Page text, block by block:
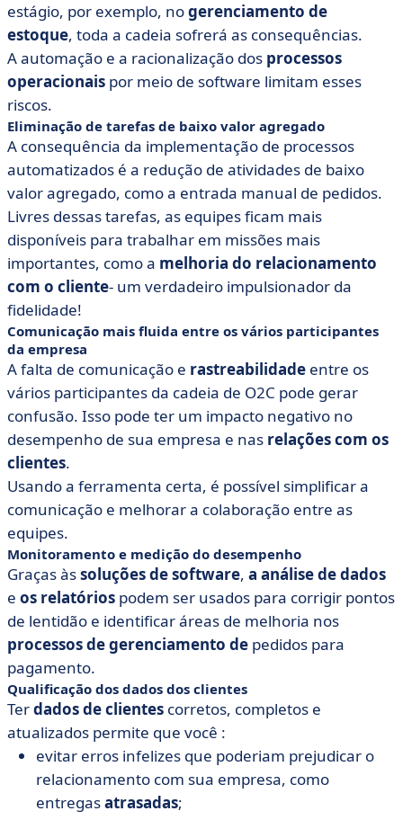
estágio, por exemplo, nogerenciamento de
estoque, toda a cadeia sofrerá as consequências.
A automação e a racionalização dos processos
operacionais por meio de software limitam esses
riscos.
Eliminação de tarefas de baixo valor agregado
A consequência da implementação de processos
automatizados é a redução de atividades de baixo
valor agregado, como a entrada manual de pedidos.
Livres dessas tarefas, as equipes ficam mais
disponíveis para trabalhar em missões mais
importantes, como a melhoria do relacionamento
com o cliente- um verdadeiro impulsionador da
fidelidade!
Comunicação mais fluida entre os vários participantes
da empresa
A falta de comunicação e rastreabilidade entre os
vários participantes da cadeia de O2C pode gerar
confusão. Isso pode ter um impacto negativo no
desempenho de sua empresa e nas relações com os
clientes.
Usando a ferramenta certa, é possível simplificar a
comunicação e melhorar a colaboração entre as
equipes.
Monitoramento e medição do desempenho
Graças àssoluções de software, a análise de dados
e os relatórios podem ser usados para corrigir pontos
de lentidão e identificar áreas de melhoria nos
processos de gerenciamento de pedidos para
pagamento.
Qualificação dos dados dos clientes
Terdados de clientes corretos, completos e
atualizados permite que você :
evitar erros infelizes que poderiam prejudicar o
relacionamento com sua empresa, como
entregasatrasadas;